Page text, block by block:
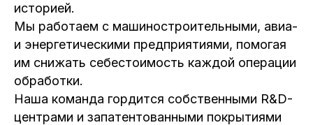
историей.
Мы работаем с машиностроительными, авиа-
и энергетическими предприятиями, помогая
им снижать себестоимость каждой операции
обработки.
Наша команда гордится собственными R&D-
центрами и запатентованными покрытиями